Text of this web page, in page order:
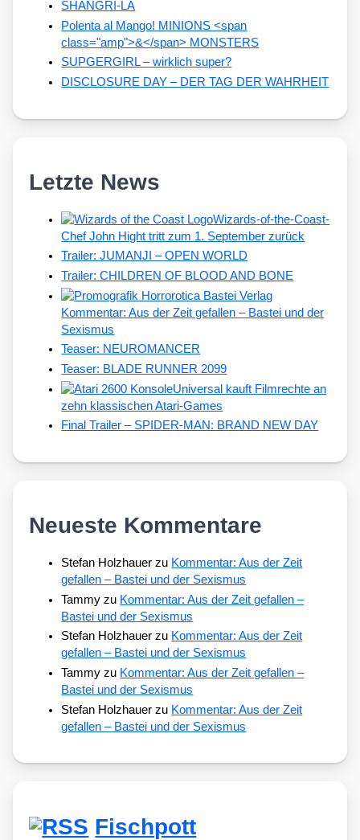
SHANGRI-LA
Polenta al Mango! MINIONS <span
class="amp">&</span> MONSTERS
SUPGERGIRL – wirklich super?
DISCLOSURE DAY – DER TAG DER WAHRHEIT
Letzte News
Wizards-of-the-Coast-
Chef John Hight tritt zum 1. September zurück
Trailer: JUMANJI – OPEN WORLD
Trailer: CHILDREN OF BLOOD AND BONE
Kommentar: Aus der Zeit gefallen – Bastei und der
Sexismus
Teaser: NEUROMANCER
Teaser: BLADE RUNNER 2099
Universal kauft Filmrechte an
zehn klassischen Atari-Games
Final Trailer – SPIDER-MAN: BRAND NEW DAY
Neueste Kommentare
Stefan Holzhauer zu Kommentar: Aus der Zeit
gefallen – Bastei und der Sexismus
Tammy zu Kommentar: Aus der Zeit gefallen –
Bastei und der Sexismus
Stefan Holzhauer zu Kommentar: Aus der Zeit
gefallen – Bastei und der Sexismus
Tammy zu Kommentar: Aus der Zeit gefallen –
Bastei und der Sexismus
Stefan Holzhauer zu Kommentar: Aus der Zeit
gefallen – Bastei und der Sexismus
Fischpott